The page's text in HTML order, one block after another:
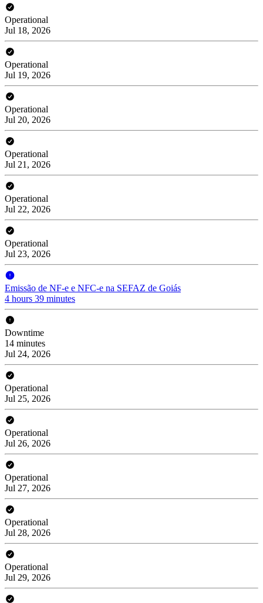
Operational
Jul 18, 2026
Operational
Jul 19, 2026
Operational
Jul 20, 2026
Operational
Jul 21, 2026
Operational
Jul 22, 2026
Operational
Jul 23, 2026
Emissão de NF-e e NFC-e na SEFAZ de Goiás
4 hours 39 minutes
Downtime
14 minutes
Jul 24, 2026
Operational
Jul 25, 2026
Operational
Jul 26, 2026
Operational
Jul 27, 2026
Operational
Jul 28, 2026
Operational
Jul 29, 2026